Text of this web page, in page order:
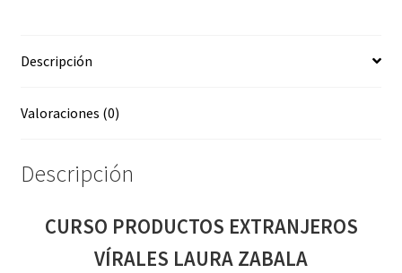
Descripción
Valoraciones (0)
Descripción
CURSO PRODUCTOS EXTRANJEROS
VÍRALES LAURA ZABALA